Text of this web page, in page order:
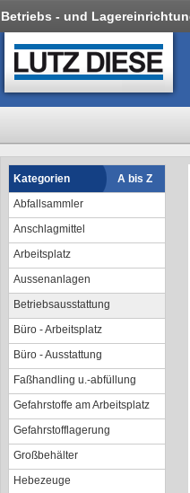
Betriebs - und
Kategorien
A bis Z
Abfallsammler
Anschlagmittel
Arbeitsplatz
Aussenanlagen
Betriebsausstattung
Büro - Arbeitsplatz
Büro - Ausstattung
Faßhandling u.-abfüllung
Gefahrstoffe am Arbeitsplatz
Gefahrstofflagerung
Großbehälter
Hebezeuge